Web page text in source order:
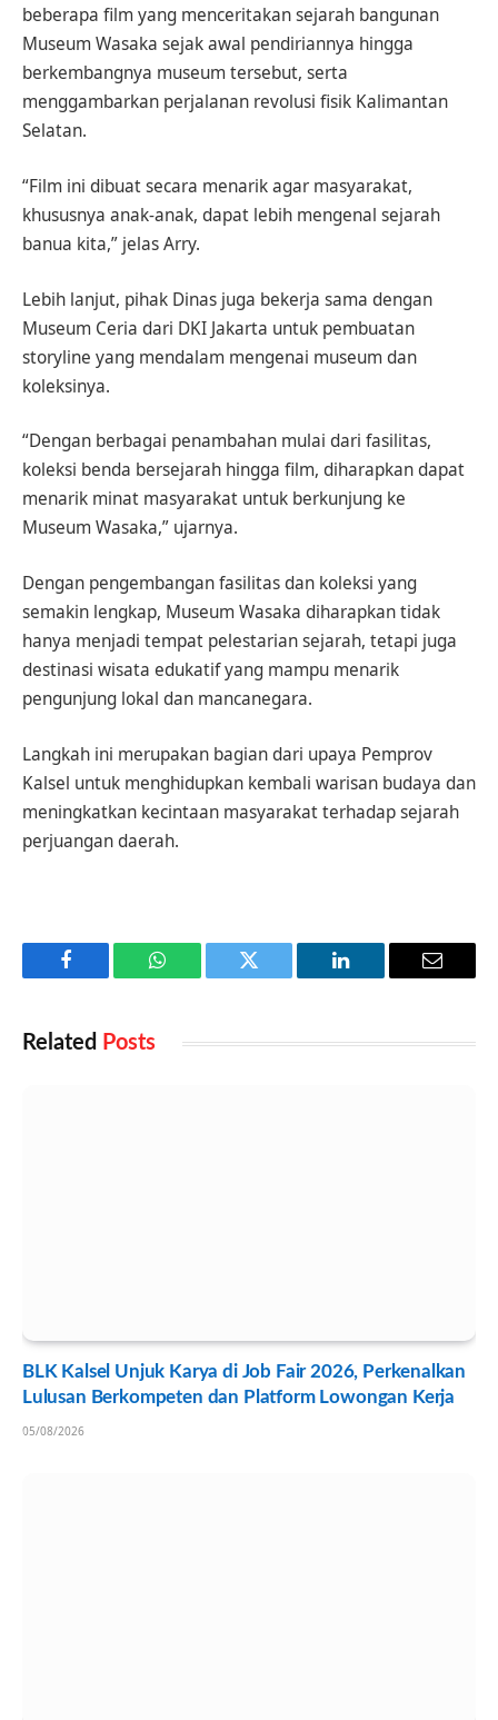
beberapa film yang menceritakan sejarah bangunan
Museum Wasaka sejak awal pendiriannya hingga
berkembangnya museum tersebut, serta
menggambarkan perjalanan revolusi fisik Kalimantan
Selatan.
“Film ini dibuat secara menarik agar masyarakat,
khususnya anak-anak, dapat lebih mengenal sejarah
banua kita,” jelas Arry.
Lebih lanjut, pihak Dinas juga bekerja sama dengan
Museum Ceria dari DKI Jakarta untuk pembuatan
storyline yang mendalam mengenai museum dan
koleksinya.
“Dengan berbagai penambahan mulai dari fasilitas,
koleksi benda bersejarah hingga film, diharapkan dapat
menarik minat masyarakat untuk berkunjung ke
Museum Wasaka,” ujarnya.
Dengan pengembangan fasilitas dan koleksi yang
semakin lengkap, Museum Wasaka diharapkan tidak
hanya menjadi tempat pelestarian sejarah, tetapi juga
destinasi wisata edukatif yang mampu menarik
pengunjung lokal dan mancanegara.
Langkah ini merupakan bagian dari upaya Pemprov
Kalsel untuk menghidupkan kembali warisan budaya dan
meningkatkan kecintaan masyarakat terhadap sejarah
perjuangan daerah.
Facebook WhatsApp Twitter LinkedIn Email
Related Posts
BLK Kalsel Unjuk Karya di Job Fair 2026, Perkenalkan
Lulusan Berkompeten dan Platform Lowongan Kerja
05/08/2026